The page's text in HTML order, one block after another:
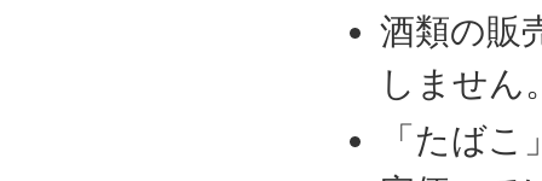
酒類の販
しません
「たば